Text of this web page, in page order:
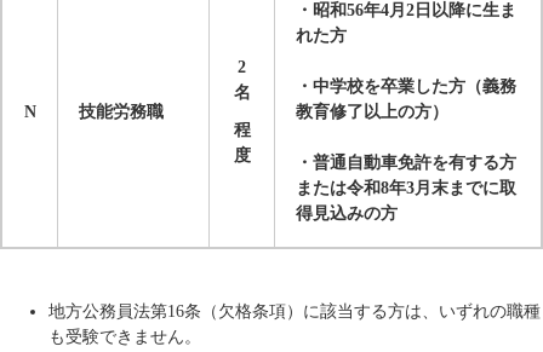
N 技能労務職
2
名
程
度
・昭和56年4月2日以降に生ま
れた方
・中学校を卒業した方（義務
教育修了以上の方）
・普通自動車免許を有する方
または令和8年3月末までに取
得見込みの方
地方公務員法第16条（欠格条項）に該当する方は、いずれの職種
も受験できません。